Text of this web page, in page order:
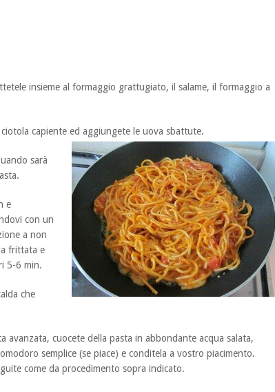
insieme al formaggio grattugiato, il salame, il formaggio a
capiente ed aggiungete le uova sbattute.
sarà
e
con un
a non
frittata e
5-6 min.
che
avanzata, cuocete della pasta in abbondante acqua salata,
semplice (se piace) e conditela a vostro piacimento.
come da procedimento sopra indicato.